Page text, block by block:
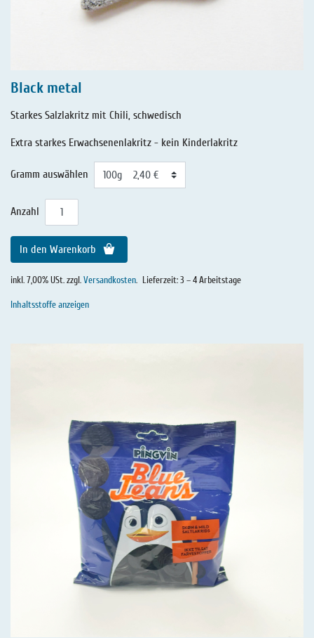
Black metal
Starkes Salzlakritz mit Chili, schwedisch
Extra starkes Erwachsenenlakritz - kein Kinderlakritz
Gramm auswählen
Anzahl
In den Warenkorb
inkl. 7,00% USt. zzgl.Versandkosten. Lieferzeit: 3 – 4 Arbeitstage
Inhaltsstoffe anzeigen